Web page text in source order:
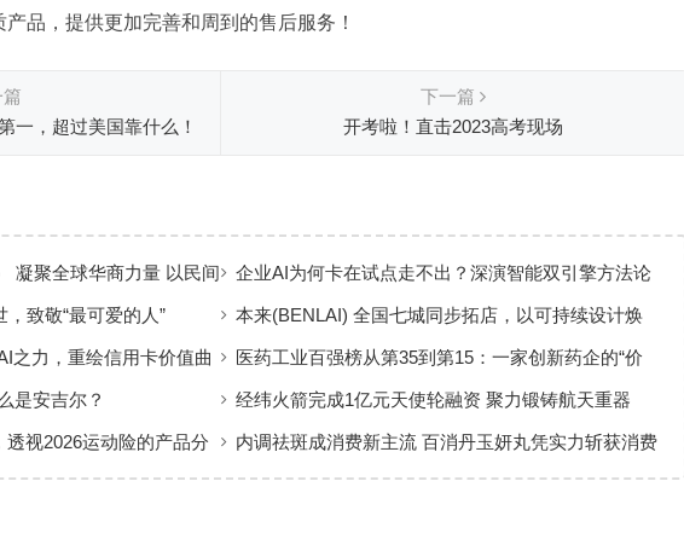
品，提供更加完善和周到的售后服务！
一，超过美国靠什么！
下一篇
开考啦！直击2023高考现场
凝聚全球华商力量 以民间
企业AI为何卡在试点走不出？深演智能双引擎方法论
回答：卡点不在模型，而在使用方式
，致敬“最可爱的人”
本来(BENLAI) 全国七城同步拓店，以可持续设计焕
新品牌体验
之力，重绘信用卡价值曲
医药工业百强榜从第35到第15：一家创新药企的“价
值增长”样本
是安吉尔？ 经纬火箭完成1亿元天使轮融资 聚力锻铸航天重器
视2026运动险的产品分
内调祛斑成消费新主流 百消丹玉妍丸凭实力斩获消费